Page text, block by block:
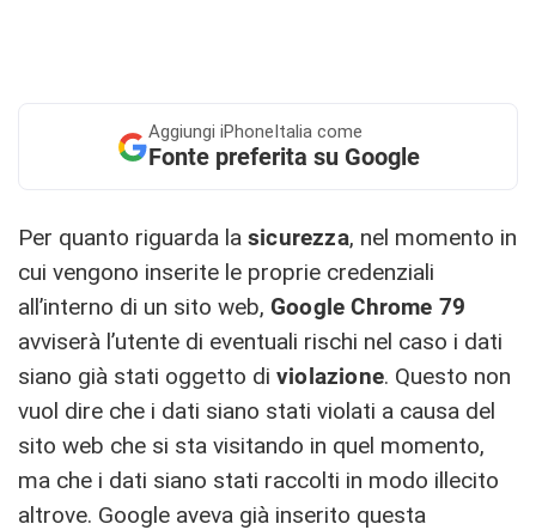
Aggiungi iPhoneItalia come
Fonte preferita su Google
Per quanto riguarda la sicurezza, nel momento in
cui vengono inserite le proprie credenziali
all’interno di un sito web, Google Chrome 79
avviserà l’utente di eventuali rischi nel caso i dati
siano già stati oggetto di violazione. Questo non
vuol dire che i dati siano stati violati a causa del
sito web che si sta visitando in quel momento,
ma che i dati siano stati raccolti in modo illecito
altrove. Google aveva già inserito questa